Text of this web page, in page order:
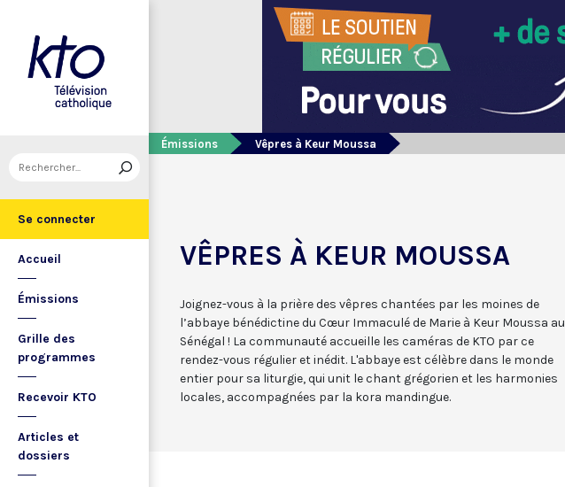
Se connecter
Accueil
Émissions
Grille des
programmes
Recevoir KTO
Articles et
dossiers
Émissions Vêpres à Keur Moussa
VÊPRES À KEUR MOUSSA
Joignez-vous à la prière des vêpres chantées par les moines de
l’abbaye bénédictine du Cœur Immaculé de Marie à Keur Moussa au
Sénégal ! La communauté accueille les caméras de KTO par ce
rendez-vous régulier et inédit. L'abbaye est célèbre dans le monde
entier pour sa liturgie, qui unit le chant grégorien et les harmonies
locales, accompagnées par la kora mandingue.